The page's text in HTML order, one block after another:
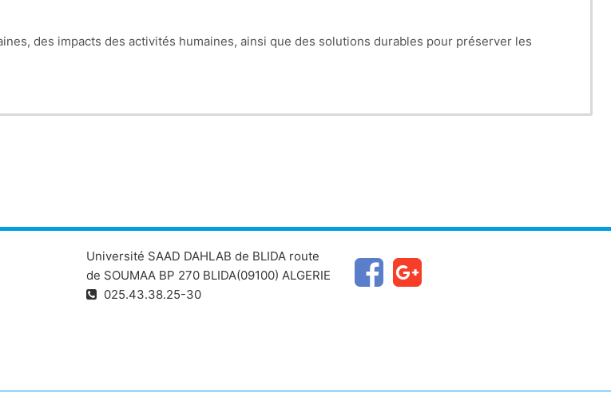
des impacts des activités humaines, ainsi que des solutions durables pour préserver les
Université SAAD DAHLAB de BLIDA route
de SOUMAA BP 270 BLIDA(09100) ALGERIE
025.43.38.25-30